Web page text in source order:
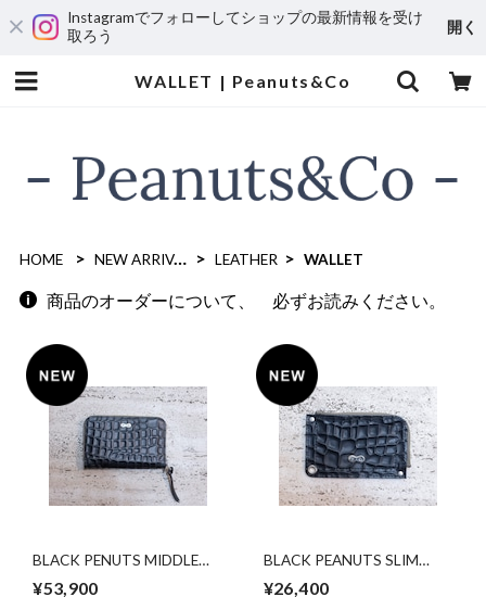
Instagramでフォローしてショップの最新情報を受け
取ろう
開く
WALLET | Peanuts&Co
HOME NEW ARRIVAL LEATHER WALLET
商品のオーダーについて、 必ずお読みください。
BLACK PENUTS MIDDLE
¥53,900
BLACK PEANUTS SLIM
¥26,400